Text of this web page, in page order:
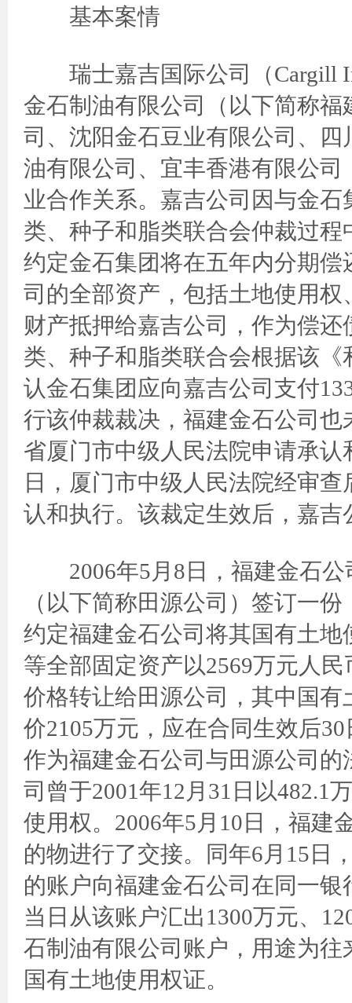
基本案情
瑞士嘉吉国际公司（Cargill
金石制油有限公司（以下简称
司、沈阳金石豆业有限公司、
油有限公司、宜丰香港有限公
业合作关系。嘉吉公司因与金
类、种子和脂类联合会仲裁过
约定金石集团将在五年内分期
司的全部资产，包括土地使用
财产抵押给嘉吉公司，作为偿
类、种子和脂类联合会根据该
认金石集团应向嘉吉公司支付
行该仲裁裁决，福建金石公司
省厦门市中级人民法院申请承认
日，厦门市中级人民法院经审
认和执行。该裁定生效后，嘉吉
2006年5月8日，福建金石公
（以下简称田源公司）签订一
约定福建金石公司将其国有土
等全部固定资产以2569万元人
价格转让给田源公司，其中国
价2105万元，应在合同生效后
作为福建金石公司与田源公司
司曾于2001年12月31日以482.1
使用权。2006年5月10日，福建
的物进行了交接。同年6月15日
的账户向福建金石公司在同一
当日从该账户汇出1300万元、
石制油有限公司账户，用途为
国有土地使用权证。